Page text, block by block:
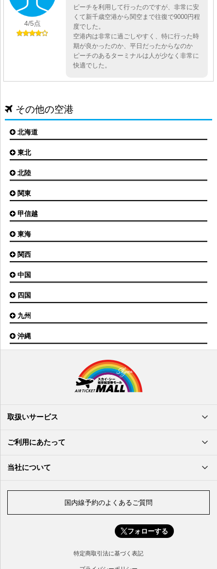
4/5点
ピーチを利用して行ったのですが、非常に安
くて新千歳空港から関空まで往復で9000円程
度でした。
空港内は非常に過ごしやすく、特に行った時
期が良かったのか、平日だったからなのか
ピーチのあるターミナルは人が少なく非常に
快適でした。
その他の空港
北海道
札幌(新千歳)空港
旭川空港
オホーツク紋別空港
釧路空港
稚内空港
とかち帯広空港
根室中標津空港
奥尻空港
利尻空港
東北
仙台空港
青森空港
三沢空港
福島空港
大館能代空港
庄内空港
山形空港
北陸
小松空港
能登空港
関東
東京(羽田)空港
茨城空港
八丈島空港
甲信越
新潟空港
東海
名古屋(中部)空港
静岡空港
関西
大阪(伊丹)空港
神戸空港
南紀白浜空港
但馬空港
中国
広島空港
山口宇部空港
出雲空港
米子空港
四国
松山空港
徳島空港
九州
福岡空港
鹿児島空港
北九州空港
奄美大島空港
徳之島空港
喜界島空港
沖縄
南大東空港
多良間空港
取扱いサービス
ご利用にあたって
当社について
国内線予約のよくあるご質問
フォローする
特定商取引法に基づく表記